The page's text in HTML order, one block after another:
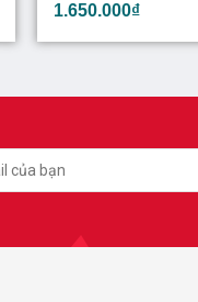
1.650.000₫